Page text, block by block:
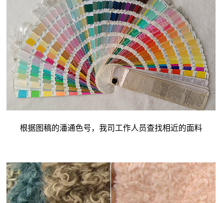
根据图稿的潘通色号，我司工作人员查找相近的面料